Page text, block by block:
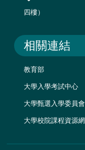
四樓）
相關連結
教育部
大學入學考試中心
大學甄選入學委員會
大學校院課程資源網